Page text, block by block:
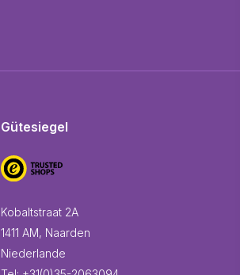
Gütesiegel
Kobaltstraat 2A
1411 AM, Naarden
Niederlande